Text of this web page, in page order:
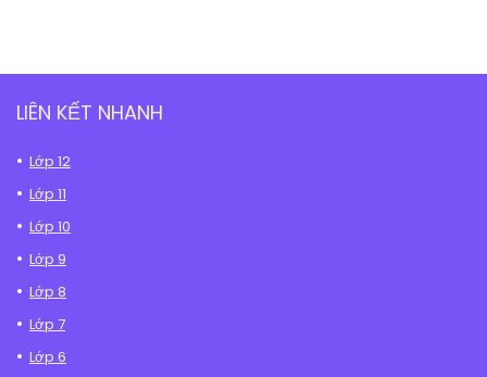
LIÊN KẾT NHANH
Lớp 12
Lớp 11
Lớp 10
Lớp 9
Lớp 8
Lớp 7
Lớp 6